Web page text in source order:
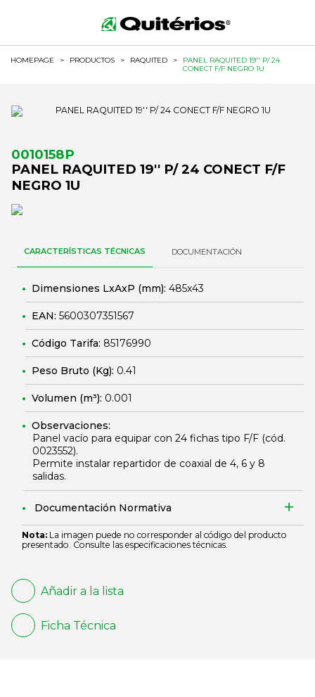
HOMEPAGE > PRODUCTOS > RAQUITED >
PANEL RAQUITED 19'' P/ 24
CONECT F/F NEGRO 1U
0010158P
PANEL RAQUITED 19'' P/ 24 CONECT F/F
NEGRO 1U
CARACTERÍSTICAS TÉCNICAS DOCUMENTACIÓN
Dimensiones LxAxP (mm): 485x43
EAN: 5600307351567
Código Tarifa: 85176990
Peso Bruto (Kg): 0.41
Volumen (m³): 0.001
Observaciones:
Panel vacío para equipar con 24 fichas tipo F/F (cód.
0023552).
Permite instalar repartidor de coaxial de 4, 6 y 8
salidas.
Documentación Normativa
Nota: La imagen puede no corresponder al código del producto
presentado. Consulte las especificaciones técnicas.
Añadir a la lista
Ficha Técnica